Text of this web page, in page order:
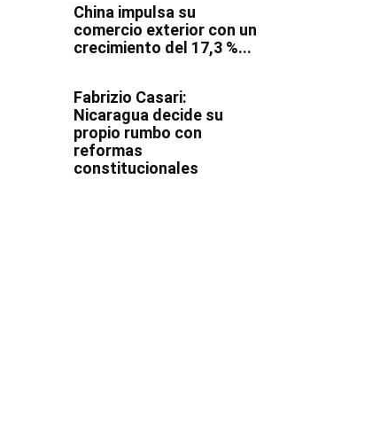
China impulsa su
comercio exterior con un
crecimiento del 17,3 %...
Fabrizio Casari:
Nicaragua decide su
propio rumbo con
reformas
constitucionales